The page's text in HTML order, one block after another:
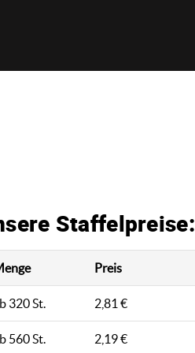
Staffelpreise:
Preis
320 St. 2,81 €
560 St. 2,19 €